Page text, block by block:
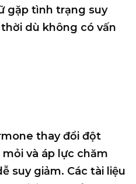
gặp tình trạng suy
dù không có vấn
thay đổi đột
và áp lực chăm
suy giảm. Các tài liệu